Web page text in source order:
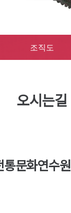
조직도
오시는길
문화연수원